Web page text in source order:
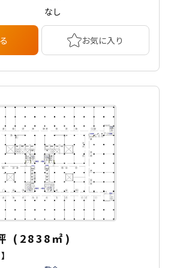
なし
お気に入り
( 2838㎡ )
】